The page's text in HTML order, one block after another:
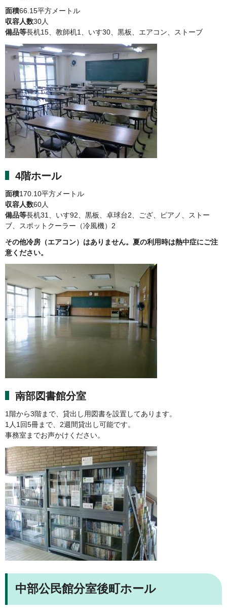
面積66.15平方メートル
収容人数30人
備品等長机15、教師机1、いす30、黒板、エアコン、ストーブ
4階ホール
面積170.10平方メートル
収容人数60人
備品等長机31、いす92、黒板、卓球台2、ござ、ピアノ、ストー
ブ、スポットクーラー（冷風機）2
その他冷房（エアコン）はありません。夏の利用時は熱中症にご注
意ください。
南部図書館分室
1階から3階まで、貸出し用図書を設置してあります。
1人1回5冊まで、2週間貸出し可能です。
事務室までお声かけください。
中部公民館分室後町ホール